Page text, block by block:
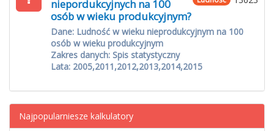
niepordukcyjnych na 100
osób w wieku produkcyjnym?
Dane: Ludność w wieku nieprodukcyjnym na 100
osób w wieku produkcyjnym
Zakres danych: Spis statystyczny
Lata: 2005,2011,2012,2013,2014,2015
Najpopularniesze kalkulatory